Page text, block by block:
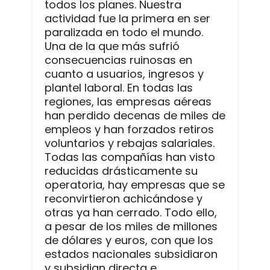
todos los planes. Nuestra
actividad fue la primera en ser
paralizada en todo el mundo.
Una de la que más sufrió
consecuencias ruinosas en
cuanto a usuarios, ingresos y
plantel laboral. En todas las
regiones, las empresas aéreas
han perdido decenas de miles de
empleos y han forzados retiros
voluntarios y rebajas salariales.
Todas las compañías han visto
reducidas drásticamente su
operatoria, hay empresas que se
reconvirtieron achicándose y
otras ya han cerrado. Todo ello,
a pesar de los miles de millones
de dólares y euros, con que los
estados nacionales subsidiaron